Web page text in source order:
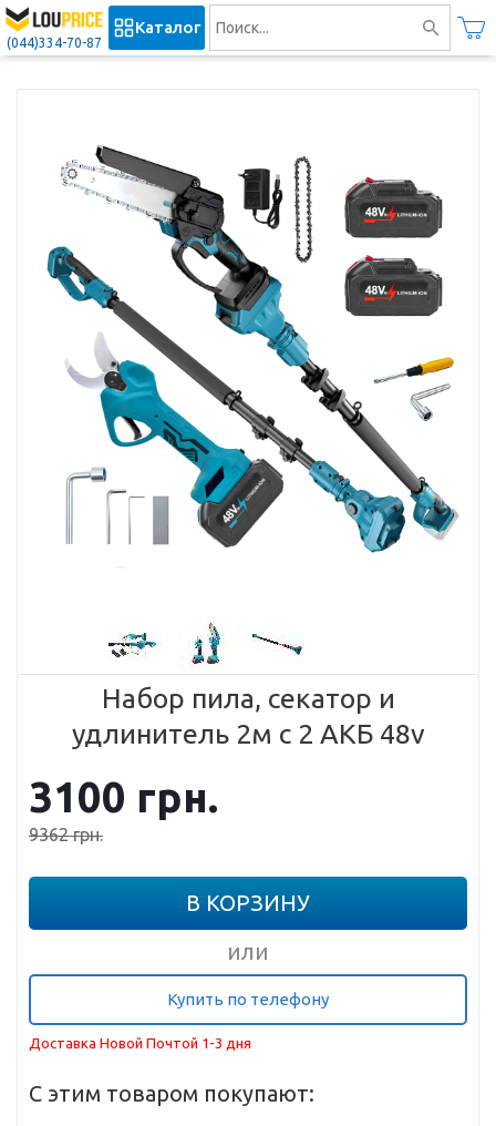
(044)334-70-87
Каталог
Набор пила, секатор и
удлинитель 2м с 2 АКБ 48v
3100 грн.
9362грн.
В КОРЗИНУ
или
Купить по телефону
Доставка Новой Почтой 1-3 дня
С этим товаром покупают: